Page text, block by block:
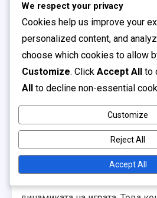
всеобхватен подход към
тактическото изпълнение по
Методологии за
Методологиите за обучение,
физическата подготовка, така
тактическото разбиране.
включват напреднали
и ситуационни упражнения,
We respect your privacy
Cookies help us improve your
personalized content, and
choose which cookies to allow
Customize. Click Accept All to
All to decline non-essential
Customize
Reject All
Accept All